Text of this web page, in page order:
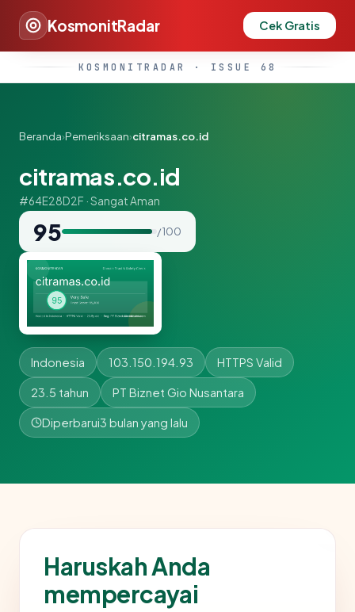
KosmonitRadar Cek Gratis
KOSMONITRADAR · ISSUE 68
Beranda›Pemeriksaan›citramas.co.id
citramas.co.id
#64E28D2F · Sangat Aman
95 / 100
Indonesia 103.150.194.93 HTTPS Valid
23.5 tahun PT Biznet Gio Nusantara
Diperbarui3 bulan yang lalu
Haruskah Anda
mempercayai